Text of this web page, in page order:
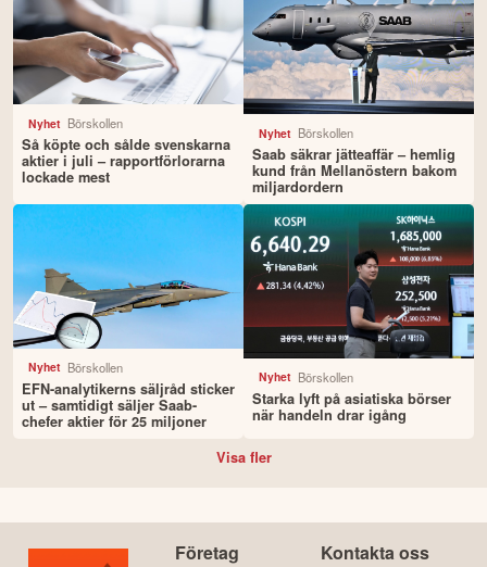
Nyhet Börskollen
Så köpte och sålde svenskarna
aktier i juli – rapportförlorarna
lockade mest
Nyhet Börskollen
Saab säkrar jätteaffär – hemlig
kund från Mellanöstern bakom
miljardordern
Nyhet Börskollen
EFN-analytikerns säljråd sticker
ut – samtidigt säljer Saab-
chefer aktier för 25 miljoner
Nyhet Börskollen
Starka lyft på asiatiska börser
när handeln drar igång
Visa fler
Företag Kontakta oss